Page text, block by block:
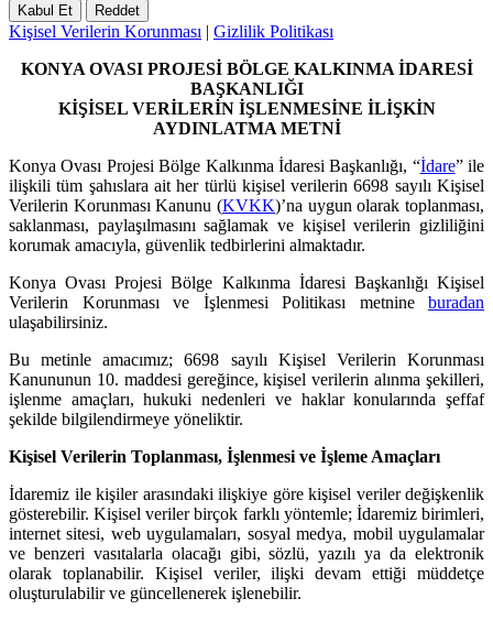
Kabul Et Reddet
Kişisel Verilerin Korunması | Gizlilik Politikası
KONYA OVASI PROJESİ BÖLGE KALKINMA İDARESİ
BAŞKANLIĞI
KİŞİSEL VERİLERİN İŞLENMESİNE İLİŞKİN
AYDINLATMA METNİ
Konya Ovası Projesi Bölge Kalkınma İdaresi Başkanlığı, “İdare” ile
ilişkili tüm şahıslara ait her türlü kişisel verilerin 6698 sayılı Kişisel
Verilerin Korunması Kanunu (KVKK)’na uygun olarak toplanması,
saklanması, paylaşılmasını sağlamak ve kişisel verilerin gizliliğini
korumak amacıyla, güvenlik tedbirlerini almaktadır.
Konya Ovası Projesi Bölge Kalkınma İdaresi Başkanlığı Kişisel
Verilerin Korunması ve İşlenmesi Politikası metnine buradan
ulaşabilirsiniz.
Bu metinle amacımız; 6698 sayılı Kişisel Verilerin Korunması
Kanununun 10. maddesi gereğince, kişisel verilerin alınma şekilleri,
işlenme amaçları, hukuki nedenleri ve haklar konularında şeffaf
şekilde bilgilendirmeye yöneliktir.
Kişisel Verilerin Toplanması, İşlenmesi ve İşleme Amaçları
İdaremiz ile kişiler arasındaki ilişkiye göre kişisel veriler değişkenlik
gösterebilir. Kişisel veriler birçok farklı yöntemle; İdaremiz birimleri,
internet sitesi, web uygulamaları, sosyal medya, mobil uygulamalar
ve benzeri vasıtalarla olacağı gibi, sözlü, yazılı ya da elektronik
olarak toplanabilir. Kişisel veriler, ilişki devam ettiği müddetçe
oluşturulabilir ve güncellenerek işlenebilir.